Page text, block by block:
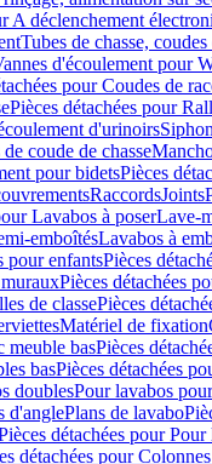
A déclenchement
Tubes de chasse,
d'écoulement pour
pour Coudes de
Pièces détachées pour
d'urinoirs
coude de chasse
pour bidetsPièces
RaccordsJoints
Lavabos à poserLave-
emboîtésLavabos à
pour enfantsPièces
Pièces détachées
de classePièces
Matériel de fixation
meuble basPièces
basPièces détachées
doublesPour lavabos
d'anglePlans de lavabo
détachées pour
détachées pour